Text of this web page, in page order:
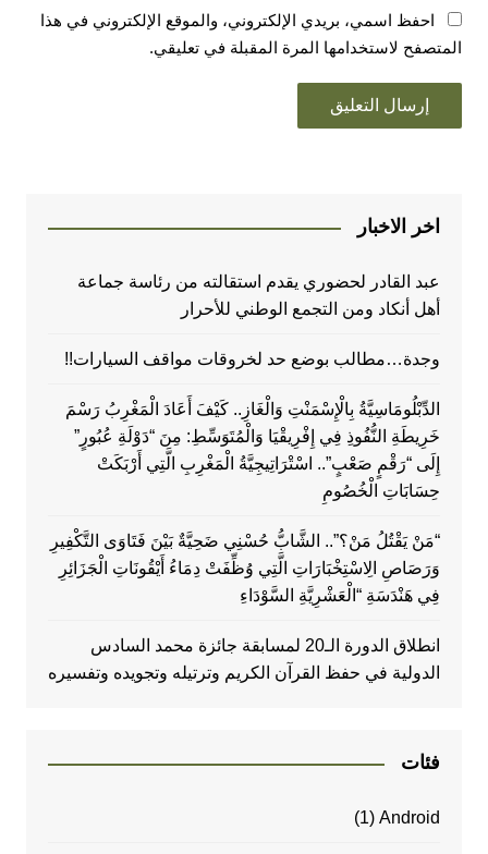
احفظ اسمي، بريدي الإلكتروني، والموقع الإلكتروني في هذا
المتصفح لاستخدامها المرة المقبلة في تعليقي.
اخر الاخبار
عبد القادر لحضوري يقدم استقالته من رئاسة جماعة
أهل أنكاد ومن التجمع الوطني للأحرار
وجدة…مطالب بوضع حد لخروقات مواقف السيارات!!
الدِّبْلُومَاسِيَّةُ بِالْإِسْمَنْتِ وَالْغَازِ.. كَيْفَ أَعَادَ الْمَغْرِبُ رَسْمَ
خَرِيطَةِ النُّفُوذِ فِي إِفْرِيقْيَا وَالْمُتَوَسِّطِ: مِنَ “دَوْلَةِ عُبُورٍ”
إِلَى “رَقْمٍ صَعْبٍ”.. اسْتْرَاتِيجِيَّةُ الْمَغْرِبِ الَّتِي أَرْبَكَتْ
حِسَابَاتِ الْخُصُومِ
“مَنْ يَقْتُلُ مَنْ؟”.. الشَّابُّ حُسْنِي ضَحِيَّةٌ بَيْنَ فَتَاوَى التَّكْفِيرِ
وَرَصَاصِ الِاسْتِخْبَارَاتِ الَّتِي وُظِّفَتْ دِمَاءُ أَيْقُونَاتِ الْجَزَائِرِ
فِي هَنْدَسَةِ “الْعَشْرِيَّةِ السَّوْدَاءِ
انطلاق الدورة الـ20 لمسابقة جائزة محمد السادس
الدولية في حفظ القرآن الكريم وترتيله وتجويده وتفسيره
فئات
Android
(1)